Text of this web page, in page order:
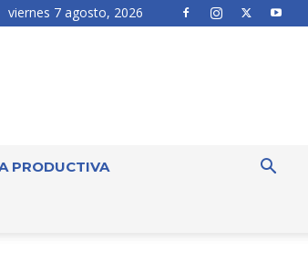
viernes 7 agosto, 2026
PRODUCTIVA